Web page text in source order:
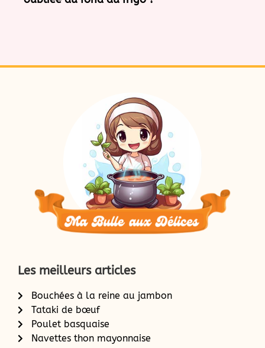
Les meilleurs articles
Bouchées à la reine au jambon
Tataki de bœuf
Poulet basquaise
Navettes thon mayonnaise